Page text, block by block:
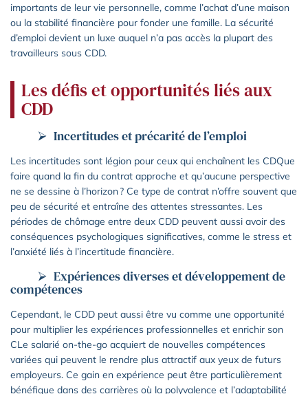
importants de leur vie personnelle, comme l’achat d’une maison
ou la stabilité financière pour fonder une famille. La sécurité
d’emploi devient un luxe auquel n’a pas accès la plupart des
travailleurs sous CDD.
Les défis et opportunités liés aux
CDD
Incertitudes et précarité de l’emploi
Les incertitudes sont légion pour ceux qui enchaînent les CDQue
faire quand la fin du contrat approche et qu’aucune perspective
ne se dessine à l’horizon ? Ce type de contrat n’offre souvent que
peu de sécurité et entraîne des attentes stressantes. Les
périodes de chômage entre deux CDD peuvent aussi avoir des
conséquences psychologiques significatives, comme le stress et
l’anxiété liés à l’incertitude financière.
Expériences diverses et développement de
compétences
Cependant, le CDD peut aussi être vu comme une opportunité
pour multiplier les expériences professionnelles et enrichir son
CLe salarié on-the-go acquiert de nouvelles compétences
variées qui peuvent le rendre plus attractif aux yeux de futurs
employeurs. Ce gain en expérience peut être particulièrement
bénéfique dans des carrières où la polyvalence et l’adaptabilité